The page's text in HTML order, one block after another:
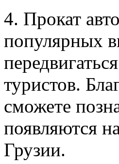
4. Прокат
популярных
туристов.
сможете
появляются
Грузии.